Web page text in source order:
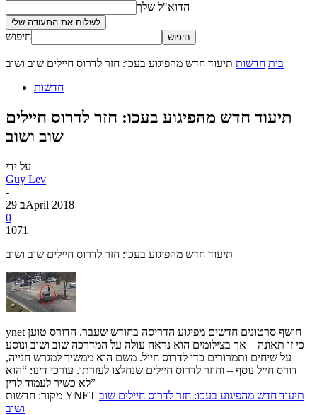
הדוא"ל שלך
חיפוש
בית חדשות תיעוד חדש מהפיגוע בעכו: חזר לדרוס חיילים שוב ושוב
חדשות
תיעוד חדש מהפיגוע בעכו: חזר לדרוס חיילים
שוב ושוב
על ידי
Guy Lev
-
29 בApril 2018
0
1071
תיעוד חדש מהפיגוע בעכו: חזר לדרוס חיילים שוב ושוב
ynet חושף סרטונים חדשים מפיגוע הדריסה בחודש שעבר. הדורס טוען
כי זו תאונה – אך בצילומים הוא נראה עולה על המדרכה שוב ושוב ונוסע
על שיחים ותמרורים כדי לדרוס חייל. משם הוא ממשיך למגרש חנייה,
דורס חייל נוסף – וחוזר לדרוס חיילים שנחלצו לעזרתו. עורכי דינו: “הוא
לא כשיר לעמוד לדין”
מקור: חדשות YNET תיעוד חדש מהפיגוע בעכו: חזר לדרוס חיילים שוב
ושוב